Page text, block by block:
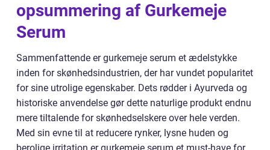
opsummering af Gurkemeje
Serum
Sammenfattende er gurkemeje serum et ædelstykke
inden for skønhedsindustrien, der har vundet popularitet
for sine utrolige egenskaber. Dets rødder i Ayurveda og
historiske anvendelse gør dette naturlige produkt endnu
mere tiltalende for skønhedselskere over hele verden.
Med sin evne til at reducere rynker, lysne huden og